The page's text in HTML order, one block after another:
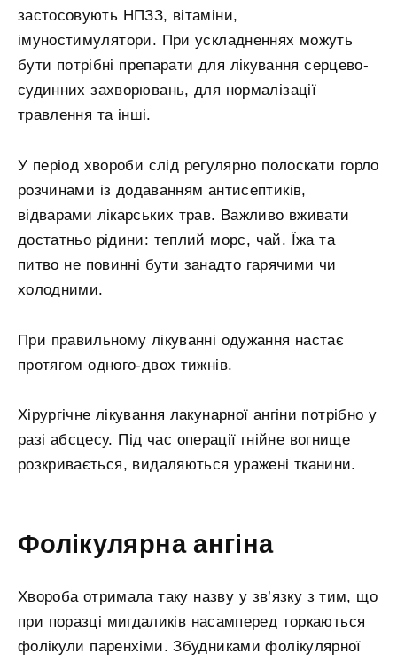
застосовують НПЗЗ, вітаміни,
імуностимулятори. При ускладненнях можуть
бути потрібні препарати для лікування серцево-
судинних захворювань, для нормалізації
травлення та інші.
У період хвороби слід регулярно полоскати горло
розчинами із додаванням антисептиків,
відварами лікарських трав. Важливо вживати
достатньо рідини: теплий морс, чай. Їжа та
питво не повинні бути занадто гарячими чи
холодними.
При правильному лікуванні одужання настає
протягом одного-двох тижнів.
Хірургічне лікування лакунарної ангіни потрібно у
разі абсцесу. Під час операції гнійне вогнище
розкривається, видаляються уражені тканини.
Фолікулярна ангіна
Хвороба отримала таку назву у зв’язку з тим, що
при поразці мигдаликів насамперед торкаються
фолікули паренхіми. Збудниками фолікулярної